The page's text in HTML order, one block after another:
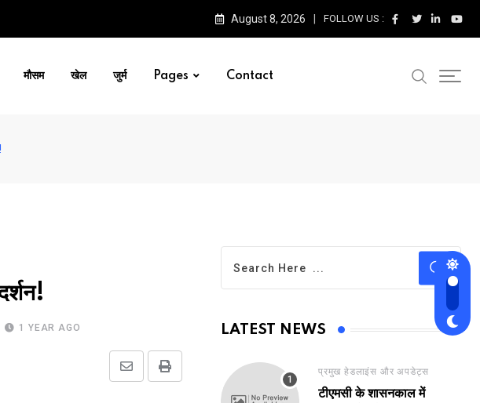
August 8, 2026 FOLLOW US :
मौसम खेल जुर्म Pages Contact
1 YEAR AGO
Print
Share
LATEST NEWS
प्रमुख हेडलाइंस और अपडेट्स
टीएमसी के शासनकाल में